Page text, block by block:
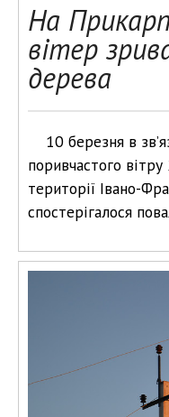
На
вітер
дерева
10 березня в
поривчастого
території Івано-
спостерігалося